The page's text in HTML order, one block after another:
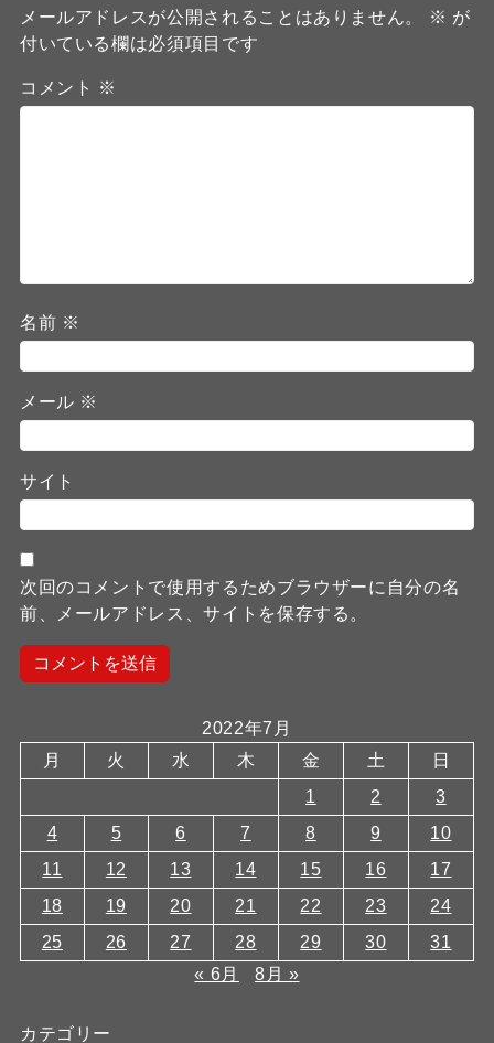
メールアドレスが公開されることはありません。 ※ が
付いている欄は必須項目です
コメント ※
名前 ※
メール ※
サイト
次回のコメントで使用するためブラウザーに自分の名
前、メールアドレス、サイトを保存する。
2022年7月
月
火 水 木 金 土
日
1
2
3
4
5 6 7 8 9
10
11
12 13 14 15 16
17
18
19 20 21 22 23
24
25
26 27 28 29 30
31
« 6月
8月 »
カテゴリー